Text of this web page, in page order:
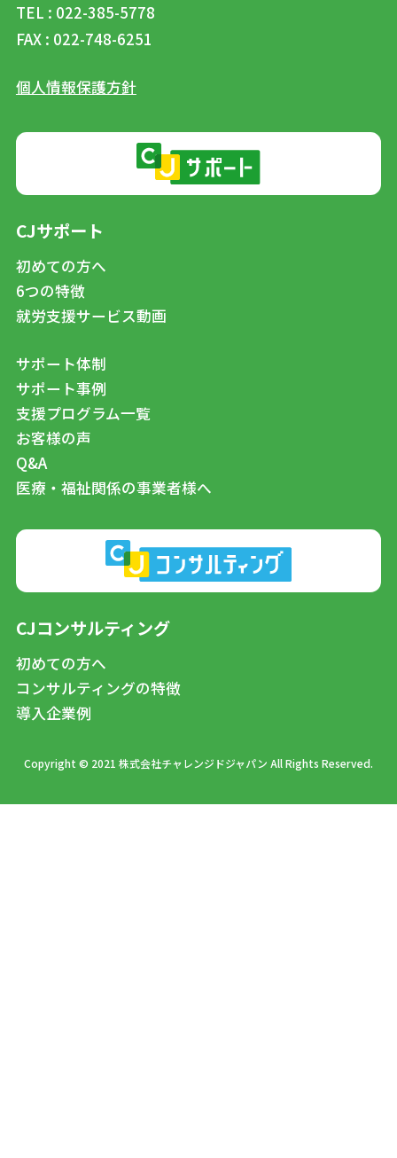
TEL : 022-385-5778
FAX : 022-748-6251
個人情報保護方針
CJサポート
初めての方へ
6つの特徴
就労支援サービス動画
サポート体制
サポート事例
支援プログラム一覧
お客様の声
Q&A
医療・福祉関係の事業者様へ
CJコンサルティング
初めての方へ
コンサルティングの特徴
導入企業例
Copyright © 2021 株式会社チャレンジドジャパン All Rights Reserved.